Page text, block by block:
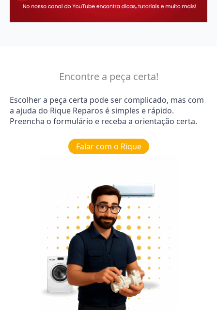
Encontre a peça certa!
Escolher a peça certa pode ser complicado, mas com
a ajuda do Rique Reparos é simples e rápido.
Preencha o formulário e receba a orientação certa.
Falar com o Rique